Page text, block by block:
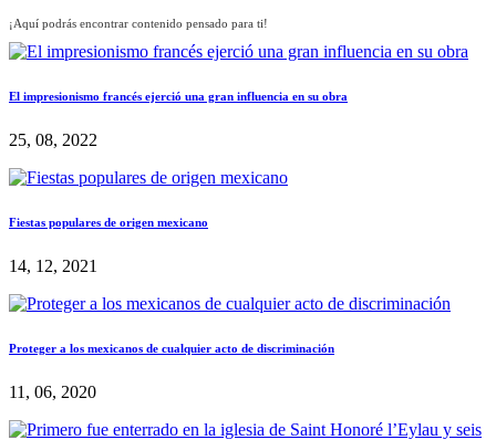
¡Aquí podrás encontrar contenido pensado para ti!
El impresionismo francés ejerció una gran influencia en su obra
25, 08, 2022
Fiestas populares de origen mexicano
14, 12, 2021
Proteger a los mexicanos de cualquier acto de discriminación
11, 06, 2020